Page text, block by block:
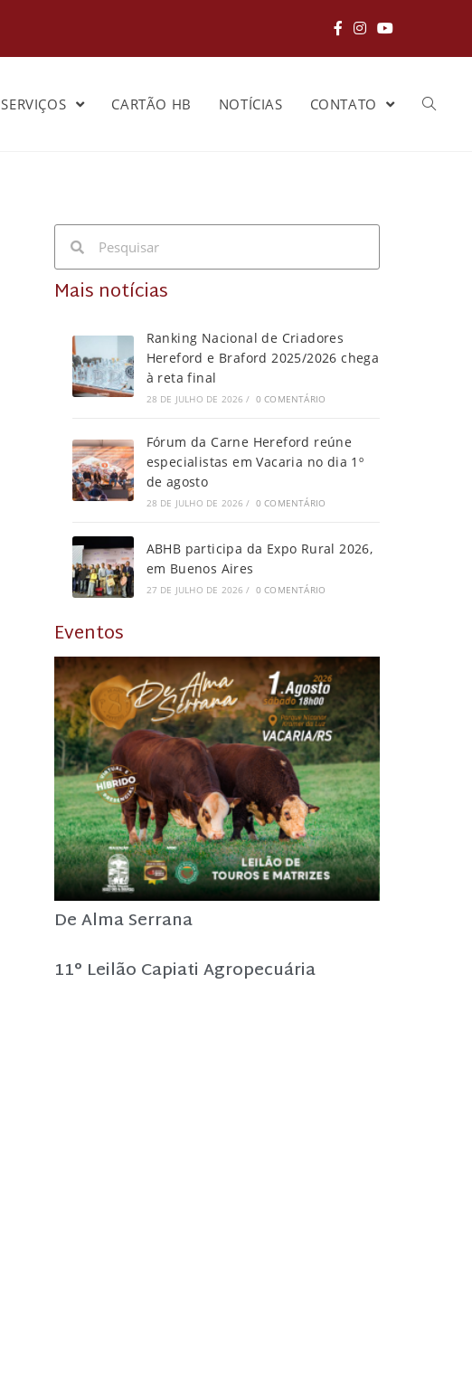
SERVIÇOS CARTÃO HB NOTÍCIAS CONTATO
Mais notícias
Ranking Nacional de Criadores
Hereford e Braford 2025/2026 chega
à reta final
28 DE JULHO DE 2026 / 0 COMENTÁRIO
Fórum da Carne Hereford reúne
especialistas em Vacaria no dia 1º
de agosto
28 DE JULHO DE 2026 / 0 COMENTÁRIO
ABHB participa da Expo Rural 2026,
em Buenos Aires
27 DE JULHO DE 2026 / 0 COMENTÁRIO
Eventos
De Alma Serrana
11° Leilão Capiati Agropecuária